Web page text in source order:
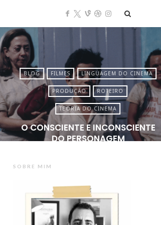
BLOG FILMES LINGUAGEM DO CINEMA
PRODUÇÃO ROTEIRO
TEORIA DO CINEMA
O CONSCIENTE E INCONSCIENTE
DO PERSONAGEM
SOBRE MIM